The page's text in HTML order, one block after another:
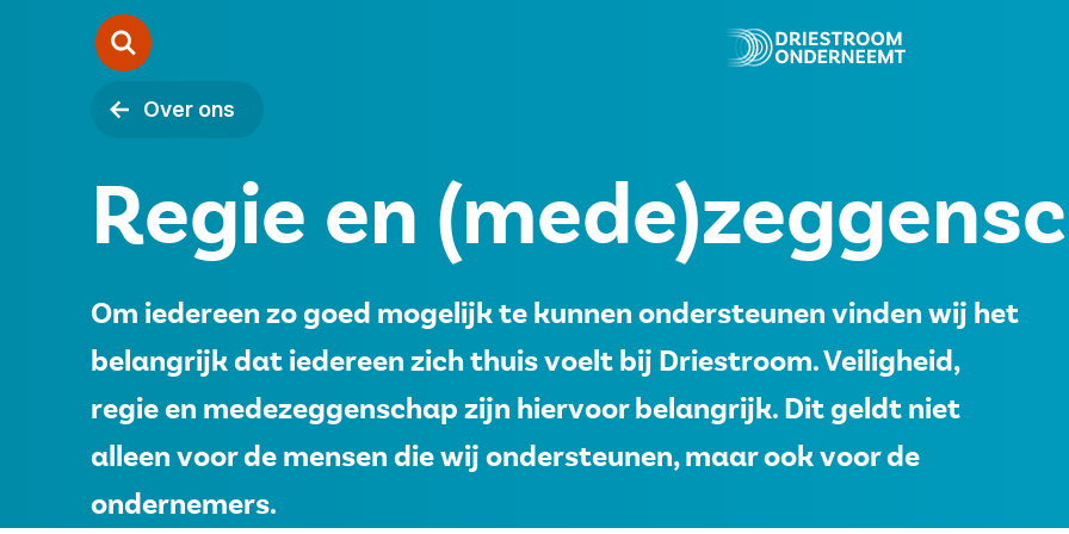
Starten
Over ons
Contact
Vacatures
Over ons
Regie en
Om iedereen zo goed mogelijk te kunnen ondersteunen vinden wij het
belangrijk dat iedereen zich thuis voelt bij Driestroom. Veiligheid,
regie en medezeggenschap zijn hiervoor belangrijk. Dit geldt niet
alleen voor de mensen die wij ondersteunen, maar ook voor de
ondernemers.